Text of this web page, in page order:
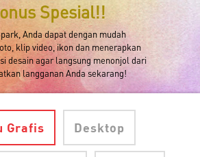
Spesial!!
Anda dapat dengan mudah
klip video, ikon dan menerapkan
desain agar langsung menonjol dari
langganan Anda sekarang!
Grafis Desktop